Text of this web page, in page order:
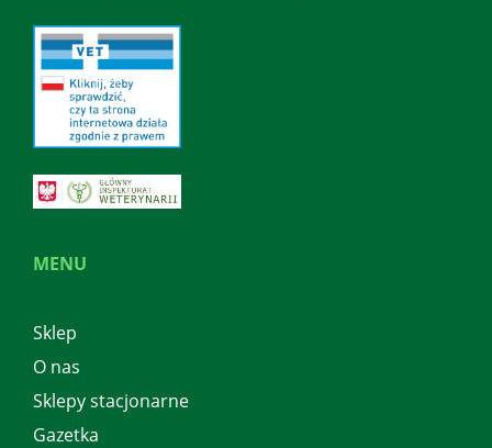
MENU
Sklep
O nas
Sklepy stacjonarne
Gazetka